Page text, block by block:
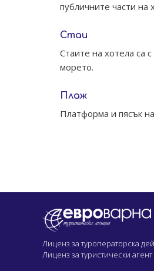
публичните части на
Стаи
Стаите на хотела са
морето.
Плаж
Платформа и пясък
Лиценз за туроператорска
Лиценз за туристически агент